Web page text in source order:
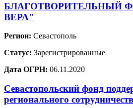
БЛАГОТВОРИТЕЛЬНЫЙ
ВЕРА"
Регион: Севастополь
Статус: Зарегистрированные
Дата ОГРН: 06.11.2020
Севастопольский фонд
регионального